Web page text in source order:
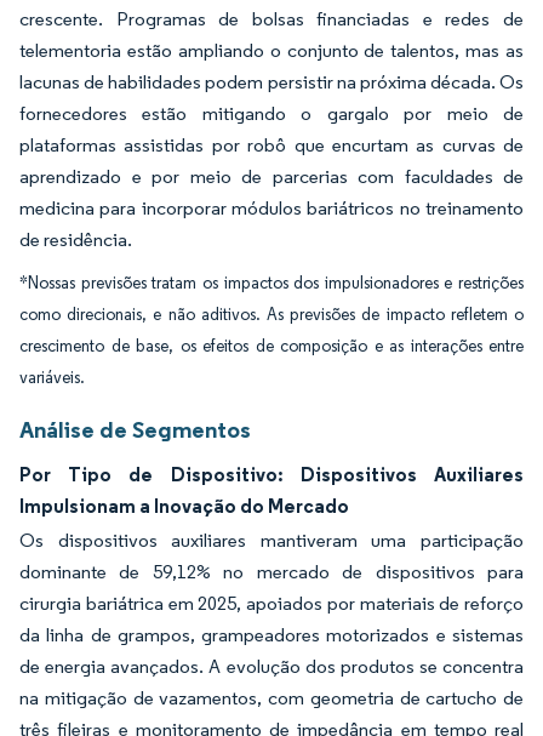
crescente. Programas de bolsas financiadas e redes de
telementoria estão ampliando o conjunto de talentos, mas as
lacunas de habilidades podem persistir na próxima década. Os
fornecedores estão mitigando o gargalo por meio de
plataformas assistidas por robô que encurtam as curvas de
aprendizado e por meio de parcerias com faculdades de
medicina para incorporar módulos bariátricos no treinamento
de residência.
*Nossas previsões tratam os impactos dos impulsionadores e restrições
como direcionais, e não aditivos. As previsões de impacto refletem o
crescimento de base, os efeitos de composição e as interações entre
variáveis.
Análise de Segmentos
Por Tipo de Dispositivo: Dispositivos Auxiliares
Impulsionam a Inovação do Mercado
Os dispositivos auxiliares mantiveram uma participação
dominante de 59,12% no mercado de dispositivos para
cirurgia bariátrica em 2025, apoiados por materiais de reforço
da linha de grampos, grampeadores motorizados e sistemas
de energia avançados. A evolução dos produtos se concentra
na mitigação de vazamentos, com geometria de cartucho de
três fileiras e monitoramento de impedância em tempo real